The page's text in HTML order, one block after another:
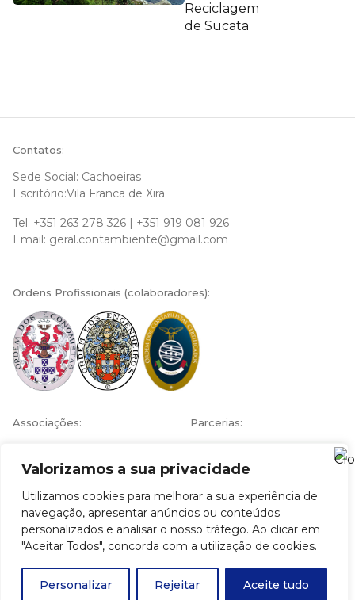
Valorizamos a sua privacidade
Utilizamos cookies para melhorar a sua experiência de
navegação, apresentar anúncios ou conteúdos
personalizados e analisar o nosso tráfego. Ao clicar em
"Aceitar Todos", concorda com a utilização de cookies.
Personalizar Rejeitar Aceite tudo
Reciclagem
de Sucata
Contatos:
Sede Social: Cachoeiras
Escritório:Vila Franca de Xira
Tel. +351 263 278 326
+351 919 081 926
Email: geral.contambiente@gmail.com
Ordens Profissionais (colaboradores):
Associações: Parcerias:
© 2026 Contambiente - Economia Ambiente Engenharia , by md3
studio